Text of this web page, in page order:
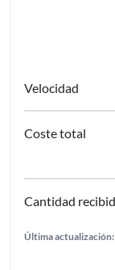
Última actualización: